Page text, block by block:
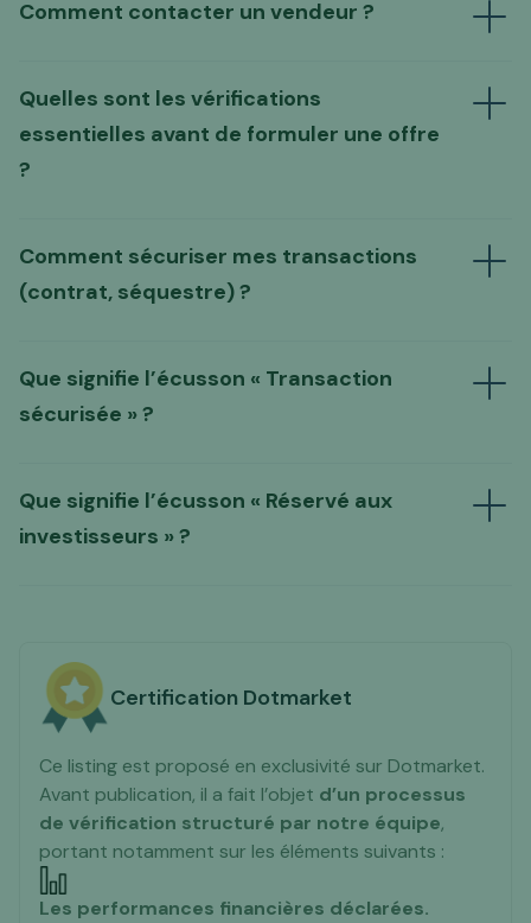
Comment contacter un vendeur ?
Envoyer un mail au vendeur
Quelles sont les vérifications
essentielles avant de formuler une offre
?
typologie de site
un devis d'audit complet de la part de nos
Comment sécuriser mes transactions
(contrat, séquestre) ?
nos conditions de ventes et offres
de prestation
Que signifie l’écusson « Transaction
sécurisée » ?
"Transaction sécurisée"
Que signifie l’écusson « Réservé aux
investisseurs » ?
Certification Dotmarket
Ce listing est proposé en exclusivité sur Dotmarket.
Avant publication, il a fait l’objet d’un processus
de vérification structuré par notre équipe,
portant notamment sur les éléments suivants :
Les performances financières déclarées.